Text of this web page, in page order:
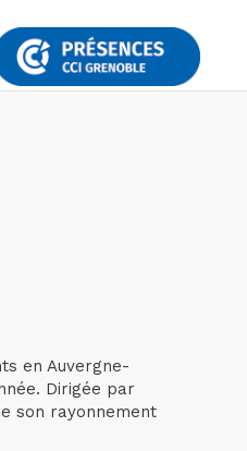
en Auvergne-
Dirigée par
son rayonnement